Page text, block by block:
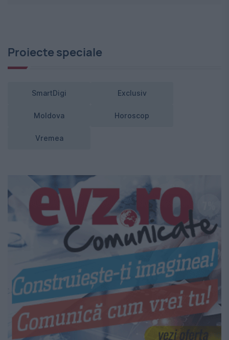
Proiecte speciale
SmartDigi Exclusiv
Moldova Horoscop
Vremea